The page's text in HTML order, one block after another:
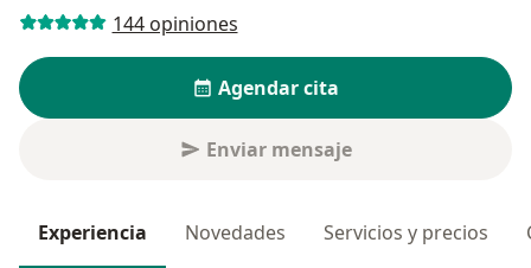
144 opiniones
Agendar cita
Enviar mensaje
Experiencia Novedades Servicios y precios